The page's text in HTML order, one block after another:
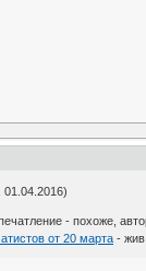
- похоже,
от 20 марта -